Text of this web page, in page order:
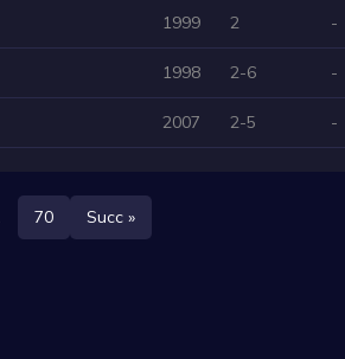
1999 2 -
1998 2-6 -
2007 2-5 -
70 Succ »